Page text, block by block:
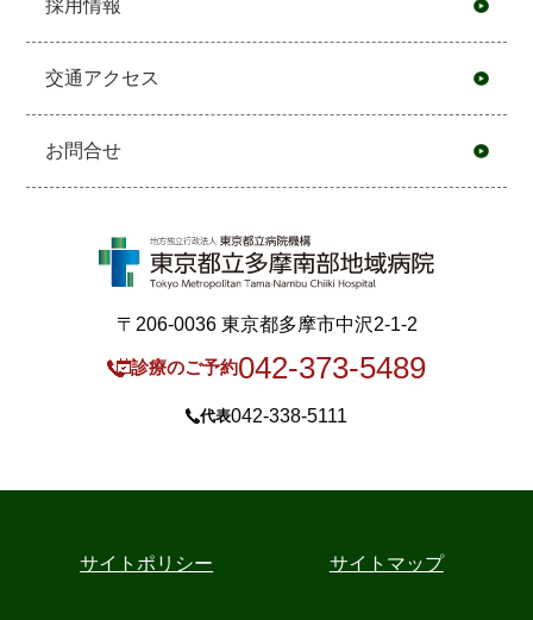
採用情報
交通アクセス
お問合せ
〒206-0036 東京都多摩市中沢2-1-2
診療のご予約042-373-5489
代表042-338-5111
サイトポリシー サイトマップ